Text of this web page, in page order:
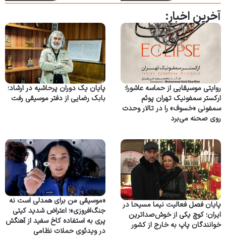
آخرین اخبار:
روایتی موسیقایی از حماسه عاشورا؛
ارکستر سمفونیک تهران پوئم
سمفونی «خسوف» را در تالار وحدت
روی صحنه می‌برد
پایان یک دوران پرحاشیه در ارشاد؛
بابک رضایی از دفتر موسیقی رفت
پایان فصل فعالیت نیما مسیحا در
ایران؛ کوچ یکی از خوش‌صداترین
خوانندگان پاپ به خارج از کشور
«موسیقی من برای همدلی است نه
جنگ‌افروزی»؛ اعتراض شدید کیتی
پری به استفاده کاخ سفید از آهنگش
در ویدئوی حملات نظامی